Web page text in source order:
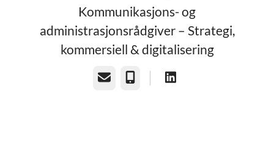
Kommunikasjons- og
administrasjonsrådgiver – Strategi,
kommersiell & digitalisering
E-post Telefon